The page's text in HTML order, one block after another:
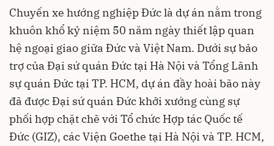
Chuyến xe hướng nghiệp Đức là dự án nằm trong
khuôn khổ kỷ niệm 50 năm ngày thiết lập quan
hệ ngoại giao giữa Đức và Việt Nam. Dưới sự bảo
trợ của Đại sứ quán Đức tại Hà Nội và Tổng Lãnh
sự quán Đức tại TP. HCM, dự án đầy hoài bão này
đã được Đại sứ quán Đức khởi xướng cùng sự
phối hợp chặt chẽ với Tổ chức Hợp tác Quốc tế
Đức (GIZ), các Viện Goethe tại Hà Nội và TP. HCM,